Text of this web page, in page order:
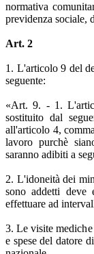
normativa
previdenza sociale,
Art. 2
1. L'articolo 9 del
seguente:
«Art. 9. - 1.
sostituito dal
all'articolo 4,
lavoro purchè
saranno adibiti a
2. L'idoneità dei
sono addetti deve
effettuare ad
3. Le visite
e spese del datore